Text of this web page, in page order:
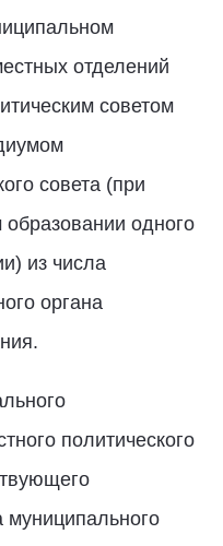
отделений
советом
совета (при
одного
из числа
органа
политического
муниципального